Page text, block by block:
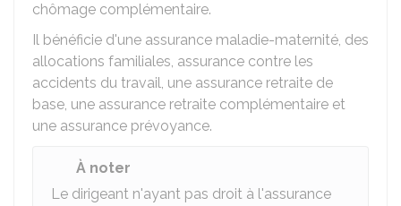
chômage complémentaire.
Il bénéficie d'une assurance maladie-maternité, des
allocations familiales, assurance contre les
accidents du travail, une assurance retraite de
base, une assurance retraite complémentaire et
une assurance prévoyance.
À noter
Le dirigeant n'ayant pas droit à l'assurance